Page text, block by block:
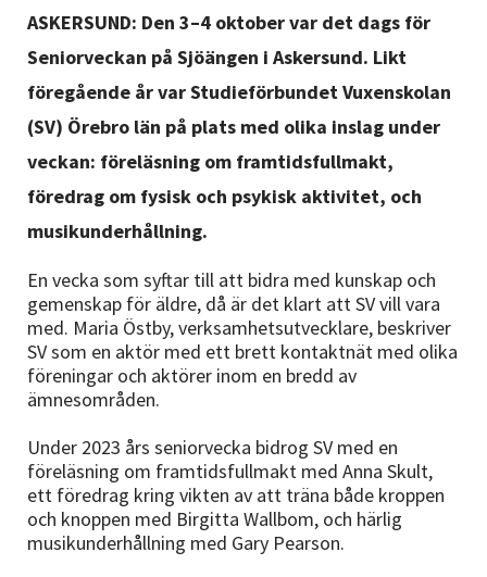
Nyheter
Avdelningar
Lyssna
ASKERSUND: Den 3–4 oktober var det dags för
Seniorveckan på Sjöängen i Askersund. Likt
föregående år var Studieförbundet Vuxenskolan
(SV) Örebro län på plats med olika inslag under
veckan: föreläsning om framtidsfullmakt,
föredrag om fysisk och psykisk aktivitet, och
musikunderhållning.
En vecka som syftar till att bidra med kunskap och
gemenskap för äldre, då är det klart att SV vill vara
med. Maria Östby, verksamhetsutvecklare, beskriver
SV som en aktör med ett brett kontaktnät med olika
föreningar och aktörer inom en bredd av
ämnesområden.
Under 2023 års seniorvecka bidrog SV med en
föreläsning om framtidsfullmakt med Anna Skult,
ett föredrag kring vikten av att träna både kroppen
och knoppen med Birgitta Wallbom, och härlig
musikunderhållning med Gary Pearson.